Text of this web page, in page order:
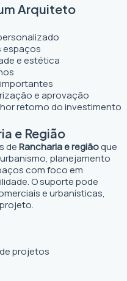
Arquiteto
espaços
e estética
e aprovação
retorno do investimento
e Região
deRancharia e regiãoque
planejamento
com foco em
O suporte pode
e urbanísticas,
projetos